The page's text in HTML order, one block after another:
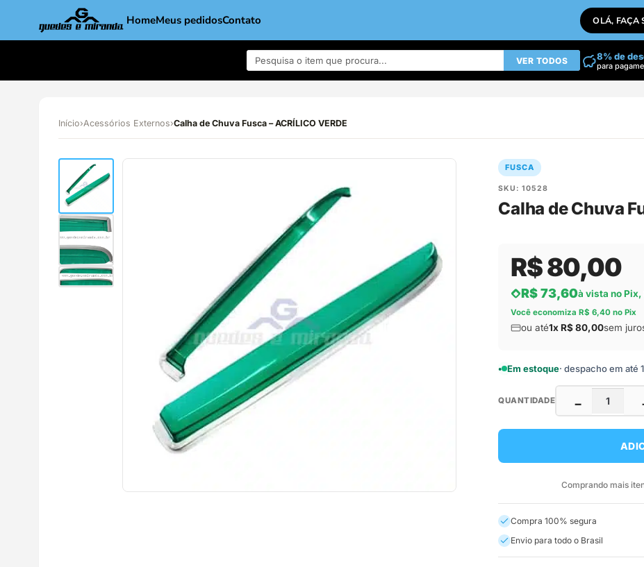
HomeMeus pedidosContato OLÁ, FAÇA
VER TODOS 8% de
para
Início›Acessórios Externos›Calha de Chuva Fusca – ACRÍLICO VERDE
FUSCA
SKU: 10528
Calha de Chuva
R$ 80,00
R$ 73,60à vista no
Você economiza R$ 6,40 no Pix
ou até1x R$ 80,00sem
Em estoque· despacho em até
QUANTIDADE −
Comprando mais
Compra 100% segura
Envio para todo o Brasil